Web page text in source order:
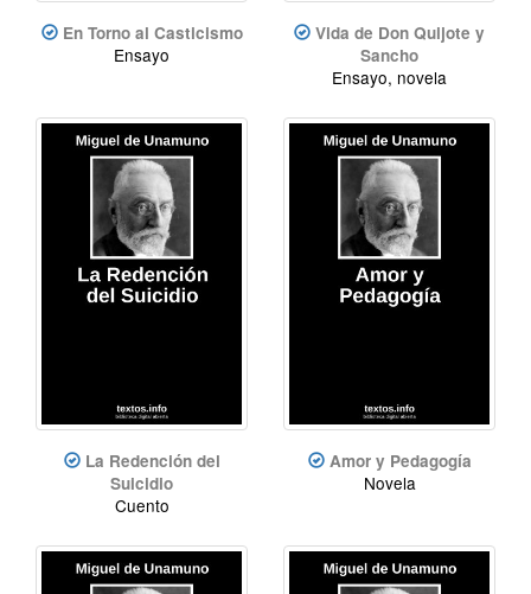
En Torno al Casticismo
Ensayo
Vida de Don Quijote y
Sancho
Ensayo, novela
La Redención del
Suicidio
Cuento
Amor y Pedagogía
Novela